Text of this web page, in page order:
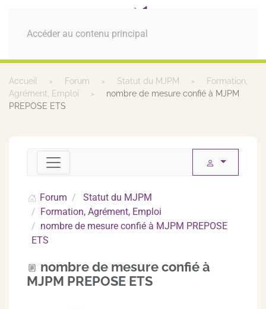
Accéder au contenu principal
MENU
Accueil Forum Statut du MJPM
Formation,
Agrément, Emploi
nombre de mesure confié à MJPM
PREPOSE ETS
Forum
Statut du MJPM
Formation, Agrément, Emploi
nombre de mesure confié à MJPM PREPOSE
ETS
nombre de mesure confié à
MJPM PREPOSE ETS